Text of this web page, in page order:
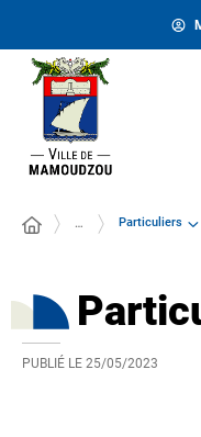
… Particuliers
PUBLIÉ LE 25/05/2023